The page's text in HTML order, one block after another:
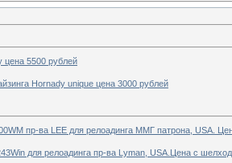
цена 5500 рублей
Hornady unique цена 3000 рублей
пр-ва LEE для релоадинга ММГ патрона, USA.
для релоадинга пр-ва Lyman, USA.Цена с